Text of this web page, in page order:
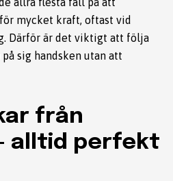
mycket kraft, oftast vid
Därför är det viktigt att följa
sig handsken utan att
från
alltid perfekt